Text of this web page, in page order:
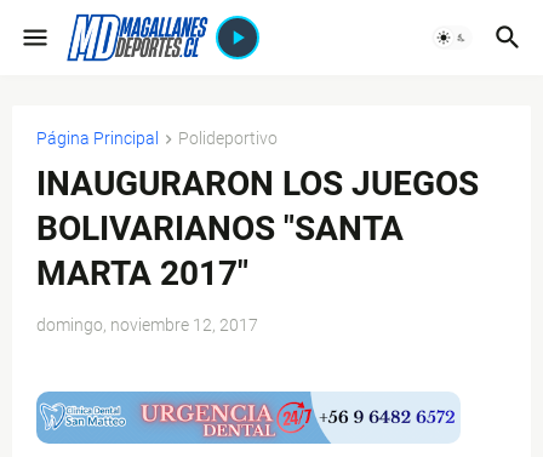
Página Principal Polideportivo
INAUGURARON LOS JUEGOS
BOLIVARIANOS "SANTA
MARTA 2017"
domingo, noviembre 12, 2017